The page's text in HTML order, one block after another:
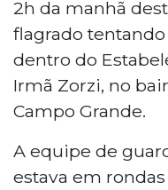
2h da manhã
flagrado
dentro do
Irmã Zorzi, no
Campo Grande.
A equipe de
estava em